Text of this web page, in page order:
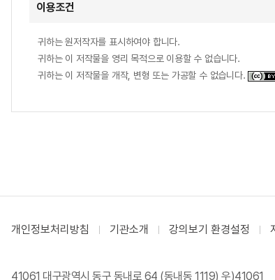
이용조건
귀하는 원저작자를 표시하여야 합니다.
귀하는 이 저작물을 영리 목적으로 이용할 수 없습니다.
귀하는 이 저작물을 개작, 변형 또는 가공할 수 없습니다.
개인정보처리방침 기관소개 강의보기 환경설정
41061 대구광역시 동구 동내로 64 (동내동 1119) 우)41061